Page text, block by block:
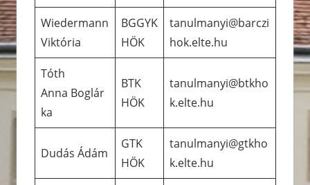
Wiedermann
Viktória
BGGYK
HÖK
tanulmanyi@barczi
hok.elte.hu
Tóth
Anna Boglár
ka
BTK
HÖK
tanulmanyi@btkho
k.elte.hu
Dudás Ádám
GTK
HÖK
tanulmanyi@gtkho
k.elte.hu